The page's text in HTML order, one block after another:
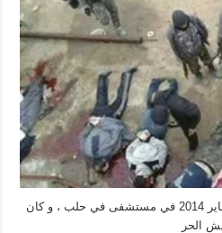
الإعدام
الجماعي
في
حلب
مغلقة
دي كانت مجزرة ارتكبتها داعش يناير 2014 في مستشفى في حلب ، و كان
الحر